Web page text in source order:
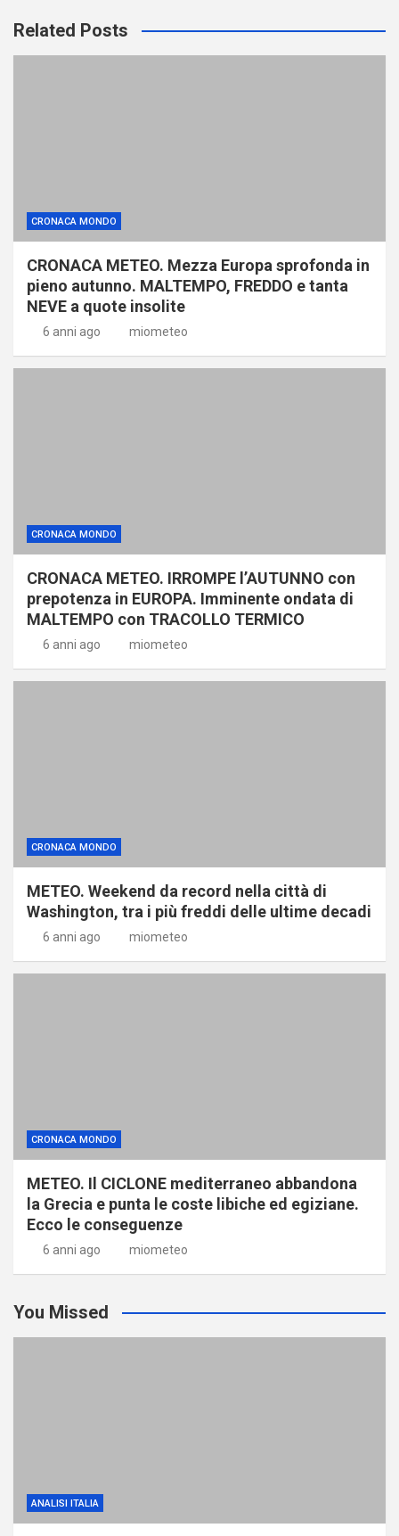
Related Posts
CRONACA MONDO
CRONACA METEO. Mezza Europa sprofonda in
pieno autunno. MALTEMPO, FREDDO e tanta
NEVE a quote insolite
6 anni ago miometeo
CRONACA MONDO
CRONACA METEO. IRROMPE l’AUTUNNO con
prepotenza in EUROPA. Imminente ondata di
MALTEMPO con TRACOLLO TERMICO
6 anni ago miometeo
CRONACA MONDO
METEO. Weekend da record nella città di
Washington, tra i più freddi delle ultime decadi
6 anni ago miometeo
CRONACA MONDO
METEO. Il CICLONE mediterraneo abbandona
la Grecia e punta le coste libiche ed egiziane.
Ecco le conseguenze
6 anni ago miometeo
You Missed
ANALISI ITALIA